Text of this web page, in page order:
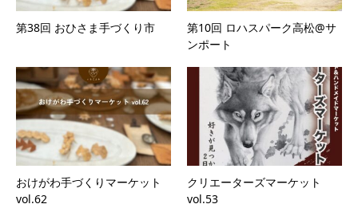
第38回 おひさま手づくり市
第10回 ロハスパーク高松@サ
ンポート
おけがわ手づくりマーケット
vol.62
クリエーターズマーケット
vol.53